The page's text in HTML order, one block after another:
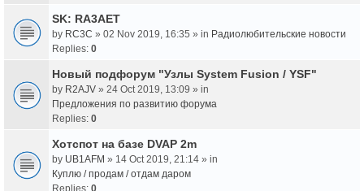
SK: RA3AET
by RC3C » 02 Nov 2019, 16:35 » in Радиолюбительские новости
Replies: 0
Новый подфорум "Узлы System Fusion / YSF"
by R2AJV » 24 Oct 2019, 13:09 » in
Предложения по развитию форума
Replies: 0
Хотспот на базе DVAP 2m
by UB1AFM » 14 Oct 2019, 21:14 » in
Куплю / продам / отдам даром
Replies: 0